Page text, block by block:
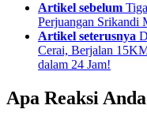
Artikel sebelum
Perjuangan Srikandi
Artikel seterusnya
Cerai, Berjalan
dalam 24 Jam!
Apa Reaksi